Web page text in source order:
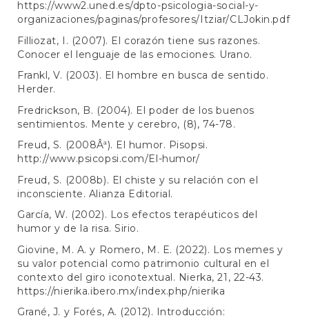
https://www2.uned.es/dpto-psicologia-social-y-
organizaciones/paginas/profesores/Itziar/CLJokin.pdf
Filliozat, I. (2007). El corazón tiene sus razones.
Conocer el lenguaje de las emociones. Urano.
Frankl, V. (2003). El hombre en busca de sentido.
Herder.
Fredrickson, B. (2004). El poder de los buenos
sentimientos. Mente y cerebro, (8), 74-78.
Freud, S. (2008Âª). El humor. Pisopsi.
http://www.psicopsi.com/El-humor/
Freud, S. (2008b). El chiste y su relación con el
inconsciente. Alianza Editorial.
García, W. (2002). Los efectos terapéuticos del
humor y de la risa. Sirio.
Giovine, M. A. y Romero, M. E. (2022). Los memes y
su valor potencial como patrimonio cultural en el
contexto del giro iconotextual. Nierka, 21, 22-43.
https://nierika.ibero.mx/index.php/nierika
Grané, J. y Forés, A. (2012). Introducción: